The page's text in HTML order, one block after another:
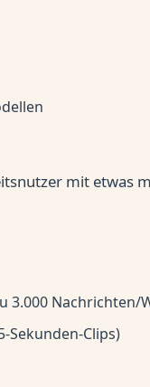
mit etwas
3.000 Nachrichten/
Sekunden-Clips)